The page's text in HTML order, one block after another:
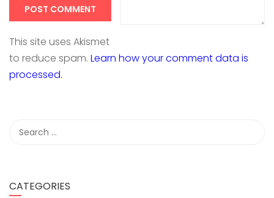
This site uses Akismet
to reduce spam. Learn how your comment data is
processed.
CATEGORIES